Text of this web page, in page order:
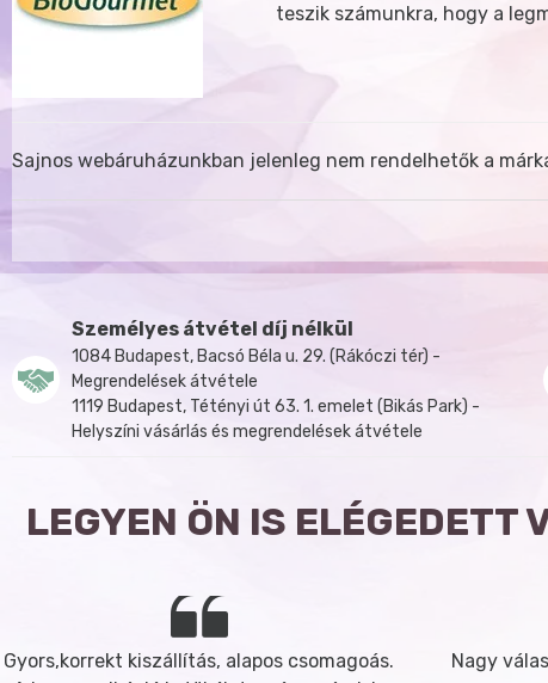
teszik számunkra, hogy a
Sajnos webáruházunkban jelenleg nem rendelhetők a
Személyes átvétel díj nélkül
1084 Budapest, Bacsó Béla u. 29. (Rákóczi tér) -
Megrendelések átvétele
1119 Budapest, Tétényi út 63. 1. emelet (Bikás Park) -
Helyszíni vásárlás és megrendelések átvétele
LEGYEN ÖN IS
Gyors,korrekt kiszállítás, alapos csomagoás.
Nagy